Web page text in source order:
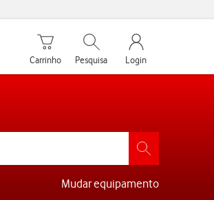
Carrinho de compras
Carrinho
Pesquisar
Pesquisa
My Vodafone
Login
Mudar equipamento